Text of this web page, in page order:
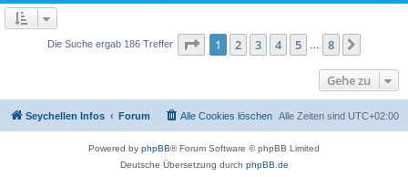
Die Suche ergab 186 Treffer Seite 1von
1 2 3 4 5 8
Gehe zu
Seychellen Infos Forum Alle Zeiten sind UTC+02:00
Alle Cookies löschen
Powered by phpBB® Forum Software © phpBB Limited
Deutsche Übersetzung durch phpBB.de